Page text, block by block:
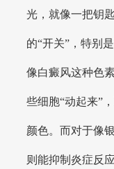
光，就像一把钥
的“开关”，特别
像白癜风这种色
些细胞“动起来”
颜色。而对于像
则能抑制炎症反